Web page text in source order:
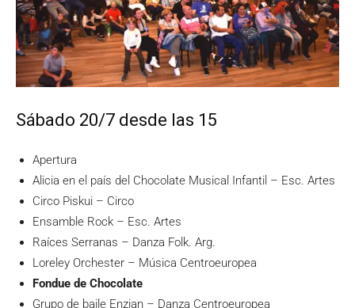
Sábado 20/7 desde las 15
Apertura
Alicia en el país del Chocolate Musical Infantil – Esc. Artes
Circo Piskui – Circo
Ensamble Rock – Esc. Artes
Raíces Serranas – Danza Folk. Arg.
Loreley Orchester – Música Centroeuropea
Fondue de Chocolate
Grupo de baile Enzian – Danza Centroeuropea